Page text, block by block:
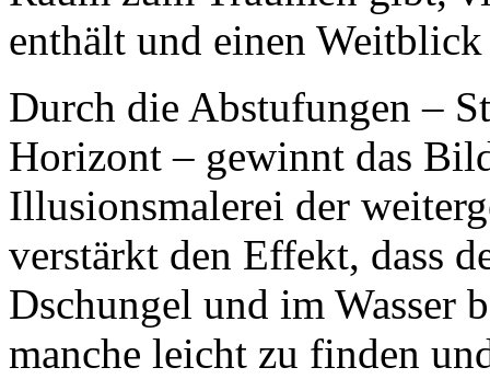
enthält und einen
Durch die Abstufungen –
Horizont – gewinnt das
Illusionsmalerei der
verstärkt den Effekt, dass
Dschungel und im Wasser
manche leicht zu finden